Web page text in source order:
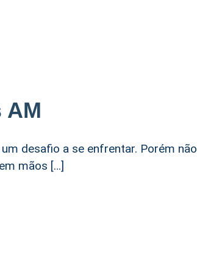
AM
desafio a se enfrentar. Porém não
mãos […]